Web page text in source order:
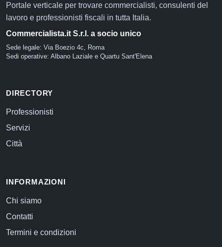
Portale verticale per trovare commercialisti, consulenti del
lavoro e professionisti fiscali in tutta Italia.
Commercialista.it S.r.l. a socio unico
Sede legale: Via Boezio 4c, Roma
Sedi operative: Albano Laziale e Quartu Sant'Elena
DIRECTORY
Professionisti
Servizi
Città
INFORMAZIONI
Chi siamo
Contatti
Termini e condizioni